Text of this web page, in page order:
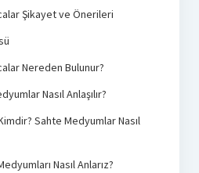
Şikayet ve Önerileri
Nereden Bulunur?
Nasıl Anlaşılır?
Sahte Medyumlar Nasıl
Nasıl Anlarız?